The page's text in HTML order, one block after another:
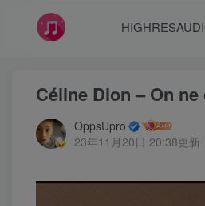
Céline Dion – On
OppsUpro
23年11月20日 20:38更新